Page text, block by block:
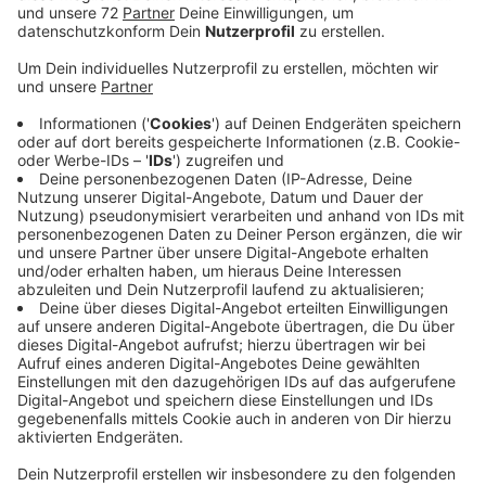
Veröffentlicht:Donnerstag, 27.11.2025 16:44
Anzeige
Der Tourismusverein für das Münsterland hatte die
Studie erneut in Auftrag gegeben. Denn die Studie
berücksichtige beispielsweise anders als andere
Statistiken nicht nur Übernachtungszahlen, sondern
beispielsweise auch Dauercamper oder
Tagesbesucher. Auch sie erzeugen erhebliche
Umsätze beim Einkaufen oder Essen gehen, sagt der
Tourismusverein. Und die Untersuchung jetzt zeige
eindrucksvoll: der Tourismus im Münsterland ist eine
stetig wachsende Wirtschaftsbranche der Region.
Umgerechnet entspreche die touristische
Wertschöpfung etwa 30.000 Vollzeitstellen. Das
zeige, welchen Beitrag der Tourismus zur Sicherung